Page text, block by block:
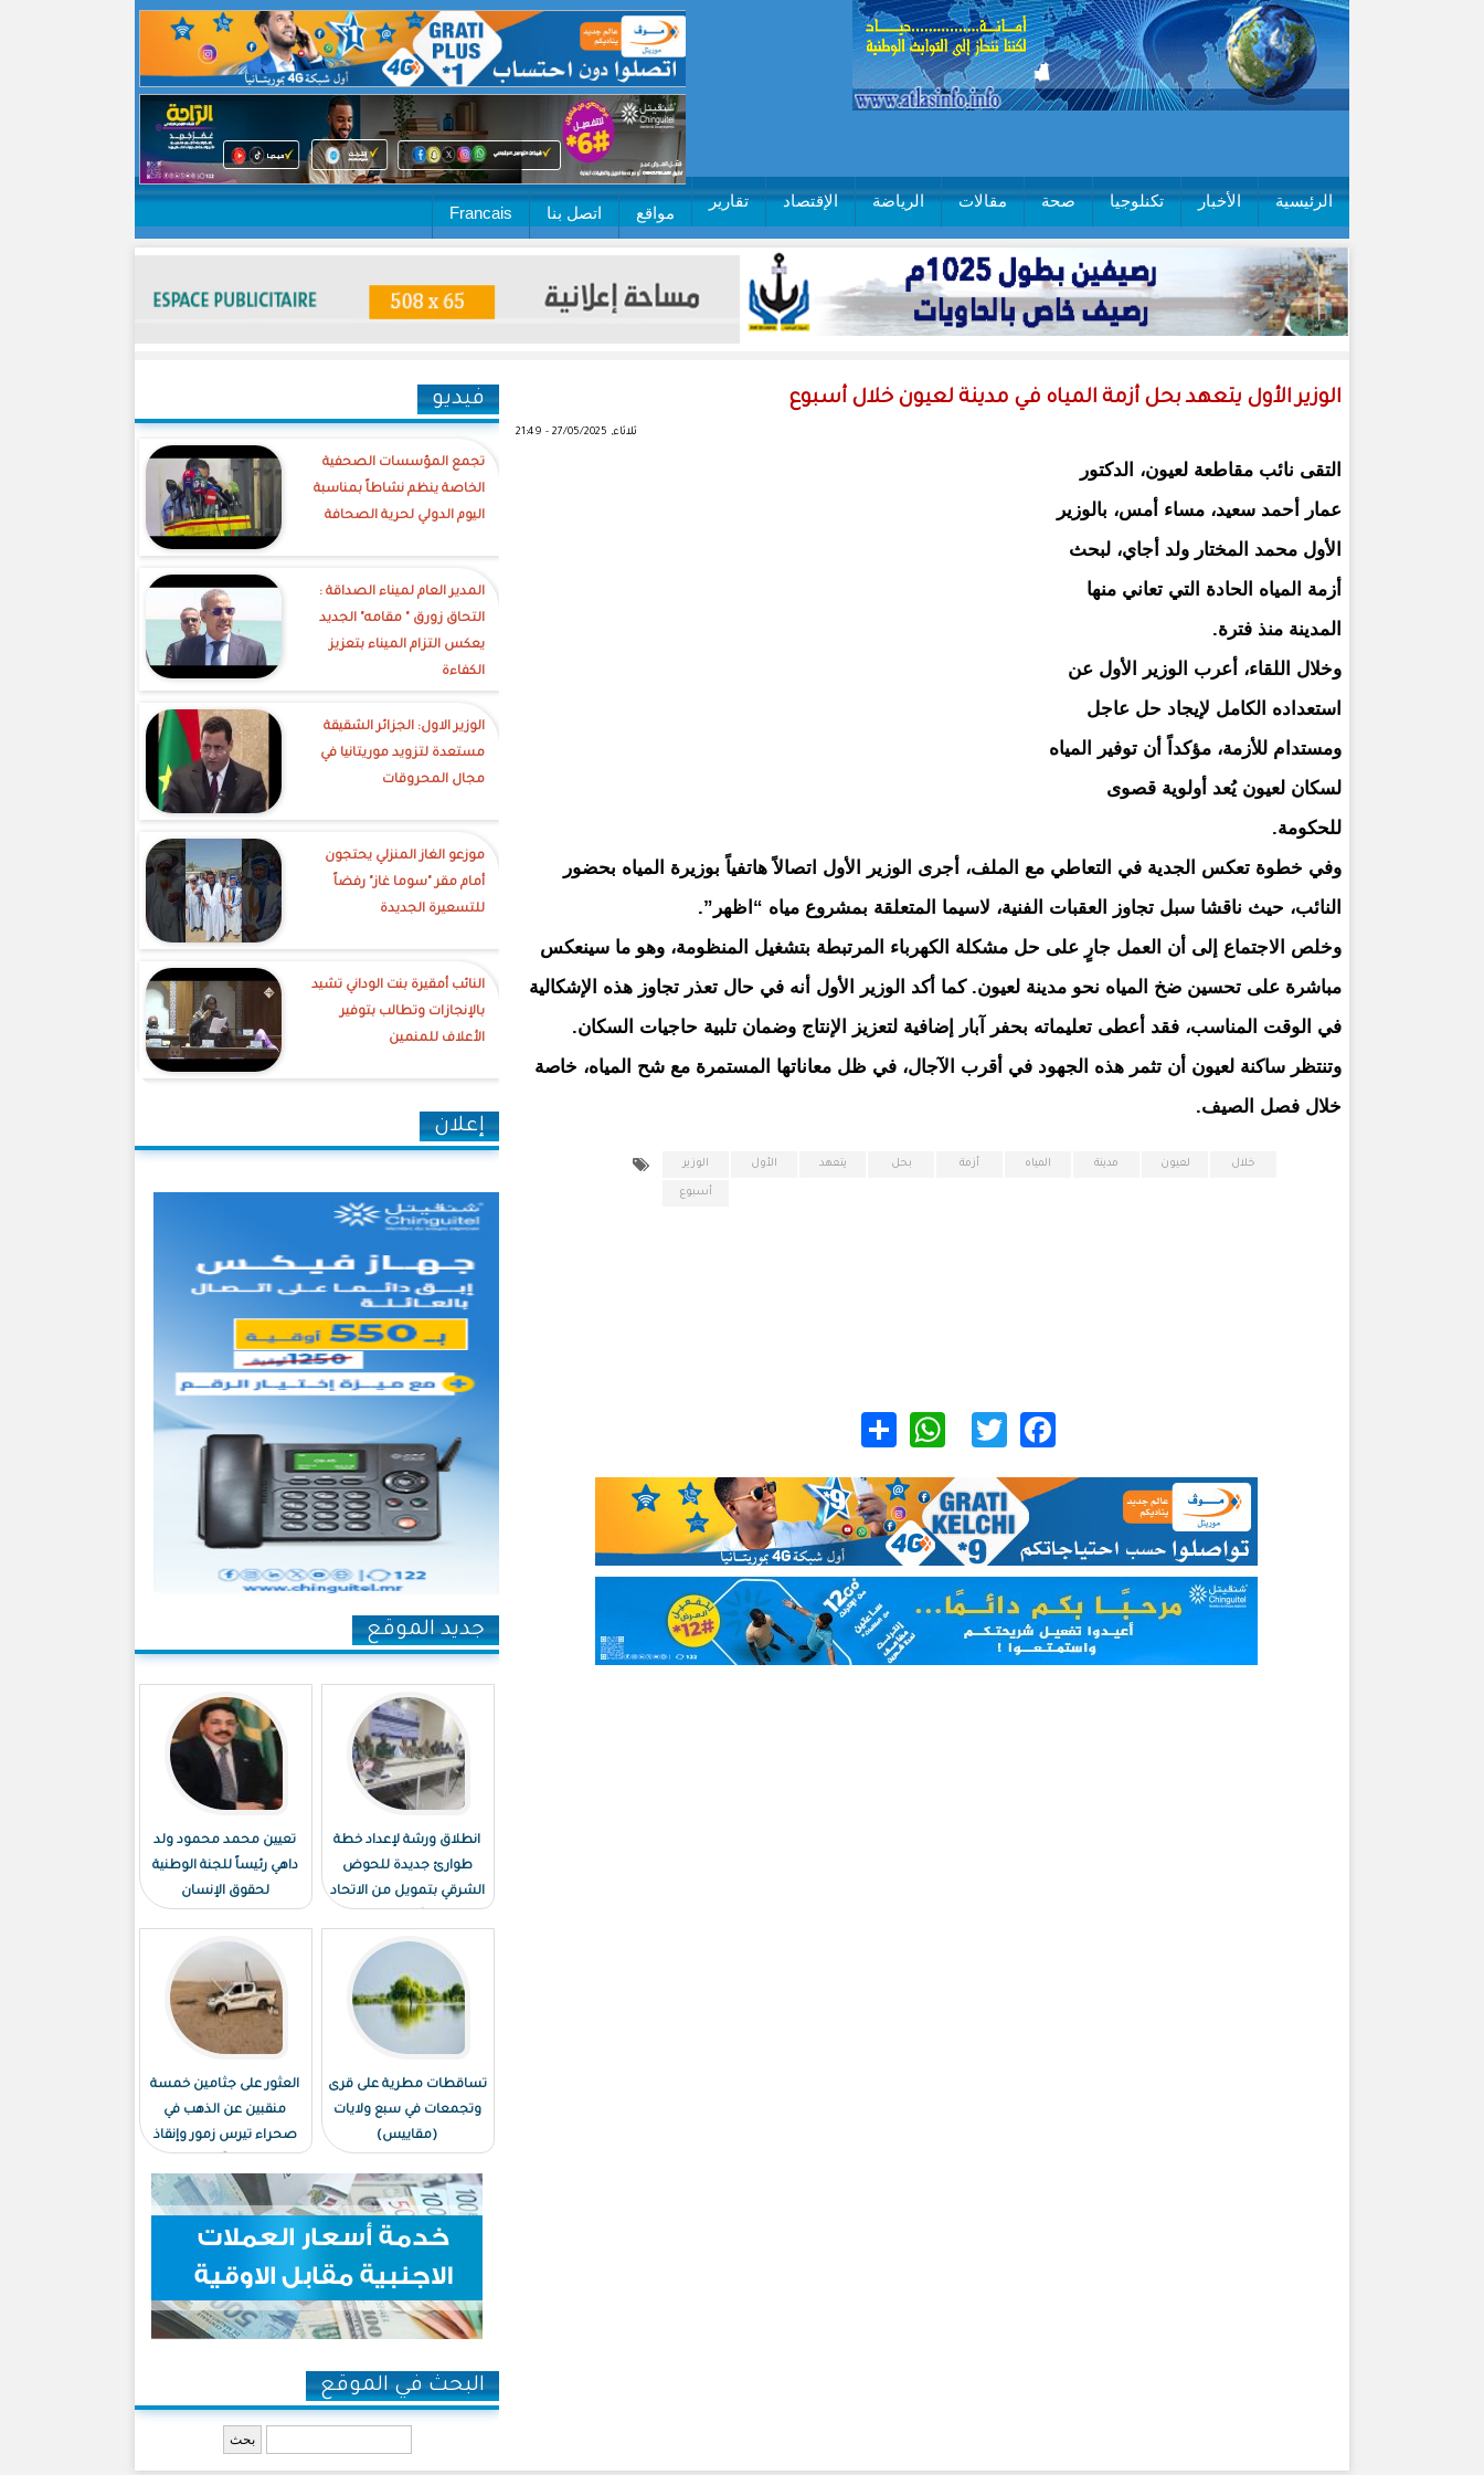
الرئيسية الأخبار تكنلوجيا صحة مقالات الرياضة الإقتصاد تقارير
مواقع اتصل بنا Francais
الوزير الأول يتعهد بحل أزمة المياه في مدينة لعيون خلال أسبوع
ثلاثاء, 27/05/2025 - 21:49
التقى نائب مقاطعة لعيون، الدكتور
عمار أحمد سعيد، مساء أمس، بالوزير
الأول محمد المختار ولد أجاي، لبحث
أزمة المياه الحادة التي تعاني منها
المدينة منذ فترة.
وخلال اللقاء، أعرب الوزير الأول عن
استعداده الكامل لإيجاد حل عاجل
ومستدام للأزمة، مؤكداً أن توفير المياه
لسكان لعيون يُعد أولوية قصوى
للحكومة.
وفي خطوة تعكس الجدية في التعاطي مع الملف، أجرى الوزير الأول اتصالاً هاتفياً بوزيرة المياه بحضور
النائب، حيث ناقشا سبل تجاوز العقبات الفنية، لاسيما المتعلقة بمشروع مياه “اظهر”.
وخلص الاجتماع إلى أن العمل جارٍ على حل مشكلة الكهرباء المرتبطة بتشغيل المنظومة، وهو ما سينعكس
مباشرة على تحسين ضخ المياه نحو مدينة لعيون. كما أكد الوزير الأول أنه في حال تعذر تجاوز هذه الإشكالية
في الوقت المناسب، فقد أعطى تعليماته بحفر آبار إضافية لتعزيز الإنتاج وضمان تلبية حاجيات السكان.
وتنتظر ساكنة لعيون أن تثمر هذه الجهود في أقرب الآجال، في ظل معاناتها المستمرة مع شح المياه، خاصة
خلال فصل الصيف.
الوزير الأول يتعهد بحل أزمة المياه مدينة لعيون خلال
أسبوع
Facebook
Twitter
WhatsApp
فيديو
تجمع المؤسسات الصحفية
الخاصة ينظم نشاطاً بمناسبة
اليوم الدولي لحرية الصحافة
‎المدير العام لميناء الصداقة :
التحاق زورق " مقامه" الجديد
يعكس التزام الميناء بتعزيز
الكفاءة
الوزير الاول: الجزائر الشقيقة
مستعدة لتزويد موريتانيا في
مجال المحروقات
موزعو الغاز المنزلي يحتجون
أمام مقر "سوما غاز" رفضاً
للتسعيرة الجديدة
النائب أمقيرة بنت الوداني تشيد
بالإنجازات وتطالب بتوفير
الأعلاف للمنمين
إعلان
جديد الموقع
انطلاق ورشة لإعداد خطة
طوارئ جديدة للحوض
الشرقي بتمويل من الاتحاد
تعيين محمد محمود ولد
داهي رئيساً للجنة الوطنية
لحقوق الإنسان
تساقطات مطرية على قرى
وتجمعات في سبع ولايات
(مقاييس)
العثور على جثامين خمسة
منقبين عن الذهب في
صحراء تيرس زمور وإنقاذ
البحث في الموقع